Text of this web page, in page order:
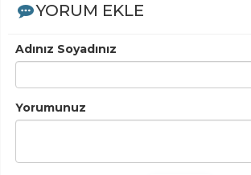
YORUM EKLE
Adınız Soyadınız
Yorumunuz